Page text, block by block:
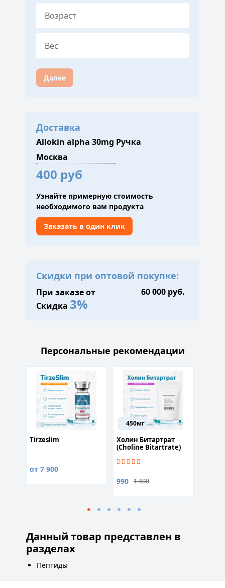
Далее
Доставка
Allokin alpha 30mg Ручка
400 руб
Узнайте примерную стоимость
необходимого вам продукта
Заказать в один клик
Скидки при оптовой покупке:
При заказе от
Скидка 3%
Персональные рекомендации
Tirzeslim
от 7 900
450мг
Холин Битартрат
(Choline Bitartrate)
990 1 400
Данный товар представлен в
разделах
Пептиды